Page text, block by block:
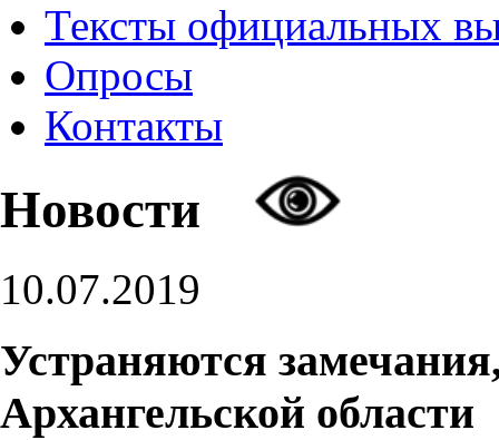
Тексты официальных
Опросы
Контакты
Новости
10.07.2019
Устраняются
Архангельской области